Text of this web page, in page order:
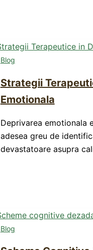
Blog
Strategii
Emotionala
Deprivarea emotionala
adesea greu de
devastatoare asupra
Blog